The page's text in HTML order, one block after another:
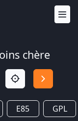
chère
E85 GPL